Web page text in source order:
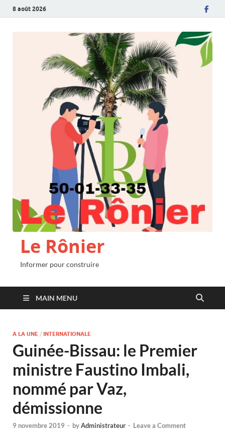
8 août 2026
Le Rônier
Informer pour construire
MAIN MENU
A LA UNE / INTERNATIONALE
Guinée-Bissau: le Premier
ministre Faustino Imbali,
nommé par Vaz,
démissionne
9 novembre 2019 - byAdministrateur - Leave a Comment